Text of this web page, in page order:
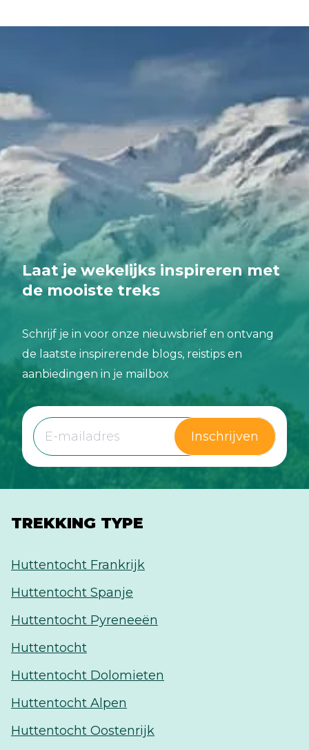
Laat je wekelijks inspireren met
de mooiste treks
Schrijf je in voor onze nieuwsbrief en ontvang
de laatste inspirerende blogs, reistips en
aanbiedingen in je mailbox
Inschrijven
TREKKING TYPE
Huttentocht Frankrijk
Huttentocht Spanje
Huttentocht Pyreneeën
Huttentocht
Huttentocht Dolomieten
Huttentocht Alpen
Huttentocht Oostenrijk